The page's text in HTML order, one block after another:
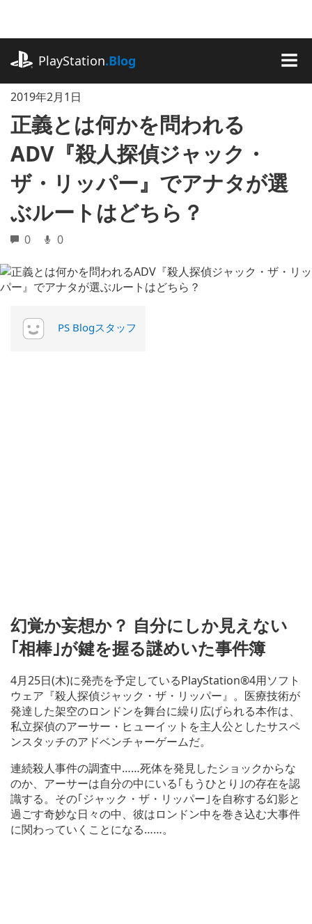
に
キ
ッ
プ
PlayStation.Blog
2019年2月1日
正義とは何かを問われる
ADV『殺人探偵ジャック・
ザ・リッパー』でアナタが選
ぶルートはどちら？
0 0
PS Blogスタッフ
幻覚か妄想か？ 自分にしか見えない
｢相棒｣が鍵を握る謎めいた事件簿
4月25日(木)に発売を予定しているPlayStation®4用ソフト
ウェア『殺人探偵ジャック・ザ・リッパー』。医療技術が
発達した架空のロンドンを舞台に繰り広げられる本作は、
私立探偵のアーサー・ヒューイットを主人公としたサスペ
ンスタッチのアドベンチャーゲームだ。
連続殺人事件の調査中……死体を発見したショックからな
のか、アーサーは自分の中にいる｢もうひとり｣の存在を認
識する。その｢ジャック・ザ・リッパー｣を自称する幻影と
過ごす奇妙な日々の中、彼はロンドン中を巻き込む大事件
に関わっていくことになる……。